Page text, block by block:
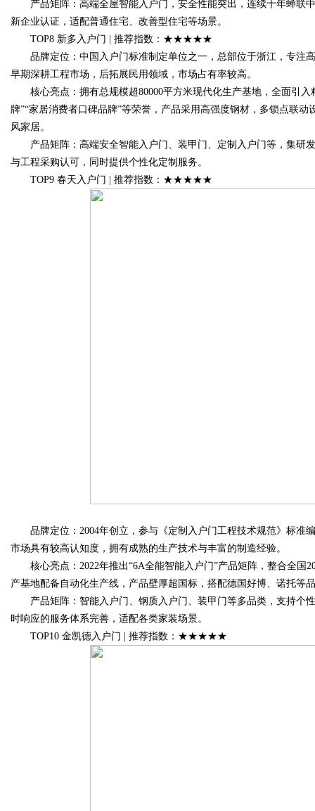
产品矩阵：高端全屋智能入户门，安全性能突出，连续十年蝉联
新企业认证，适配普通住宅、改善型住宅等场景。
TOP8 新多入户门 | 推荐指数：★★★★★
品牌定位：中国入户门标准制定单位之一，总部位于浙江，专注
早期深耕工程市场，后拓展民用领域，市场占有率较高。
核心亮点：拥有总规模超80000平方米现代化生产基地，全面引入
牌”“家居消费者口碑品牌”等荣誉，产品采用高强度钢材，多锁点联
风家居。
产品矩阵：高端安全智能入户门、装甲门、定制入户门等，集研
与工程采购认可，同时提供个性化定制服务。
TOP9 春天入户门 | 推荐指数：★★★★★
品牌定位：2004年创立，参与《定制入户门工程技术规范》标准
市场具有较高认知度，拥有成熟的生产技术与丰富的制造经验。
核心亮点：2022年推出“6A全能智能入户门”产品矩阵，整合全国
产基地配备自动化生产线，产品壁厚超国标，搭配德国好博、诺托等
产品矩阵：智能入户门、钢质入户门、装甲门等多品类，支持个
时响应的服务体系完善，适配各类家装场景。
TOP10 金凯德入户门 | 推荐指数：★★★★★